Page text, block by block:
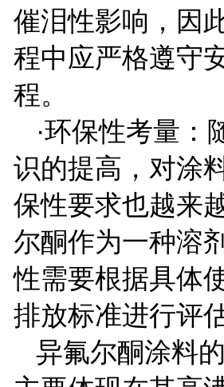
催泪性影响，因
程中应严格遵守
程。
·环保性考量：
识的提高，对涂
保性要求也越来
尔酮作为一种溶
性需要根据具体
排放标准进行评估
异氟尔酮涂料